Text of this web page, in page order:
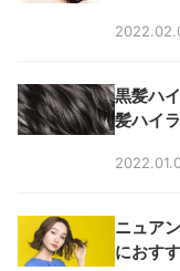
黒髪ハ
髪ハイ
ニュア
におす